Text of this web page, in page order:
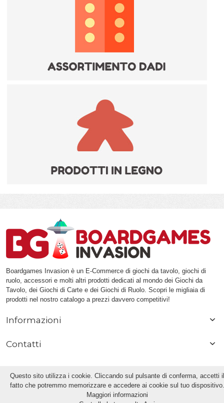
Questo sito utilizza i cookie. Cliccando sul pulsante di conferma, accetti il
fatto che potremmo memorizzare e accedere ai cookie sul tuo dispositivo.
Maggiori informazioni
Boardgames Invasion è un E-Commerce di giochi da tavolo, giochi di
ruolo, accessori e molti altri prodotti dedicati al mondo dei Giochi da
Tavolo, dei Giochi di Carte e dei Giochi di Ruolo. Scopri le migliaia di
prodotti nel nostro catalogo a prezzi davvero competitivi!
Informazioni
Contatti
© 2013 | Boardgames Invasion di Pierluigi Frumusa | PIVA / VAT: IT 08082880967 |